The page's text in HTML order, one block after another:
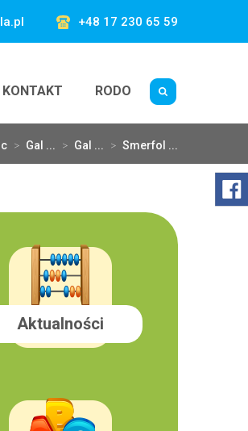
+48 17 230 65 59
KONTAKT RODO
> Gal ... > Gal ... > Smerfol ...
Aktualności